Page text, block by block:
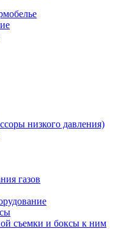
низкого давления)
газов
съемки и боксы к ним